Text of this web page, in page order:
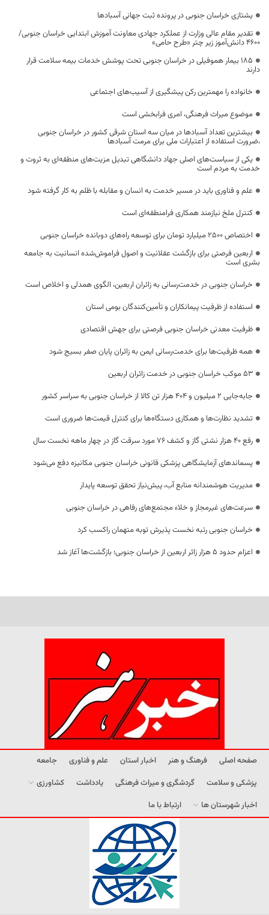
یشتازی خراسان جنوبی در پرونده ثبت جهانی آسبادها
تقدیر مقام عالی وزارت از عملکرد جهادی معاونت آموزش ابتدایی خراسان جنوبی/
۴۶۰۰ دانش‌آموز زیر چتر «طرح حامی»
۱۸۵ بیمار هموفیلی در خراسان جنوبی تحت پوشش خدمات بیمه سلامت قرار
دارند
خانواده را مهمترین رکن پیشگیری از آسیب‌های اجتماعی
موضوع میراث فرهنگی، امری فرابخشی است
بیشترین تعداد آسبادها در میان سه استان شرقی کشور در خراسان جنوبی
،ضرورت استفاده از اعتبارات ملی برای مرمت آسبادها
یکی از سیاست‌های اصلی جهاد دانشگاهی تبدیل مزیت‌های منطقه‌ای به ثروت و
خدمت به مردم است
علم و فناوری باید در مسیر خدمت به انسان و مقابله با ظلم به کار گرفته شود
کنترل ملخ نیازمند همکاری فرامنطقه‌ای است
اختصاص 2500 میلیارد تومان برای توسعه راه‌های دوبانده خراسان جنوبی
اربعین فرصتی برای بازگشت عقلانیت و اصول فراموش‌شده انسانیت به جامعه
بشری است
خراسان جنوبی در خدمت‌رسانی به زائران اربعین، الگوی همدلی و اخلاص است
استفاده از ظرفیت پیمانکاران و تأمین‌کنندگان بومی استان
ظرفیت معدنی خراسان جنوبی فرصتی برای جهش اقتصادی
همه ظرفیت‌ها برای خدمت‌رسانی ایمن به زائران پایان صفر بسیج شود
53 موکب خراسان جنوبی در خدمت زائران اربعین
جابه‌جایی 2 میلیون و 404 هزار تن کالا از خراسان جنوبی به سراسر کشور
تشدید نظارت‌ها و همکاری دستگاه‌ها برای کنترل قیمت‌ها ضروری است
رفع 40 هزار نشتی گاز و کشف 76 مورد سرقت گاز در چهار ماهه نخست سال
پسماندهای آزمایشگاهی پزشکی قانونی خراسان جنوبی مکانیزه دفع می‌شود
مدیریت هوشمندانه منابع آب، پیش‌نیاز تحقق توسعه پایدار
سرعت‌های غیرمجاز و خلاء مجتمع‌های رفاهی در خراسان جنوبی
خراسان جنوبی رتبه نخست پذیرش توبه متهمان راکسب کرد
اعزام حدود 5 هزار زائر اربعین از خراسان جنوبی؛ بازگشت‌ها آغاز شد
صفحه اصلی فرهنگ و هنر اخبار استان علم و فناوری
جامعه
پزشکی و سلامت
گردشگری و میراث فرهنگی یادداشت
کشاورزی
اخبار شهرستان ها
ارتباط با ما